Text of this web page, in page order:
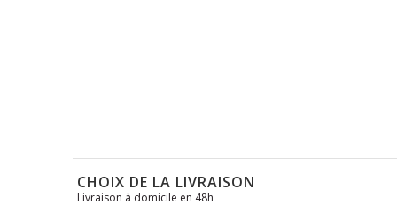
CHOIX DE LA LIVRAISON
Livraison à domicile en 48h